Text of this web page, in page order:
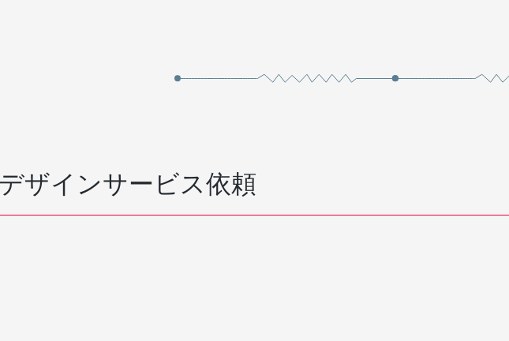
デザインサービス依頼